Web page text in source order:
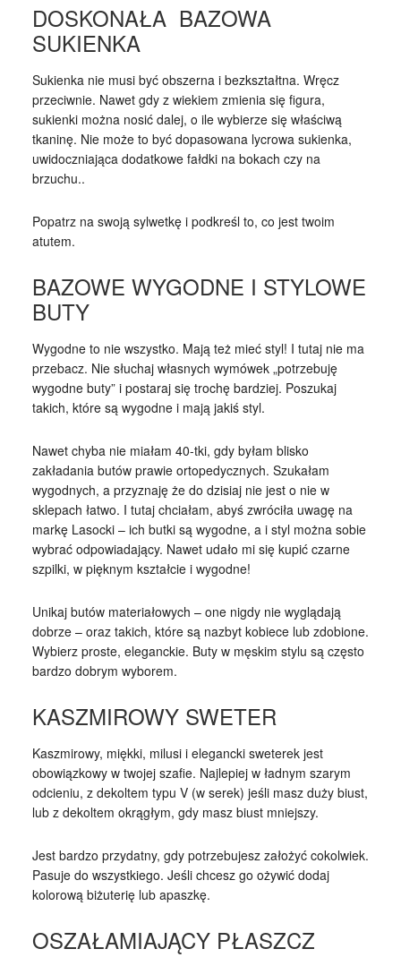
DOSKONAŁA BAZOWA
SUKIENKA
Sukienka nie musi być obszerna i bezkształtna. Wręcz
przeciwnie. Nawet gdy z wiekiem zmienia się figura,
sukienki można nosić dalej, o ile wybierze się właściwą
tkaninę. Nie może to być dopasowana lycrowa sukienka,
uwidoczniająca dodatkowe fałdki na bokach czy na
brzuchu..
Popatrz na swoją sylwetkę i podkreśl to, co jest twoim
atutem.
BAZOWE WYGODNE I STYLOWE
BUTY
Wygodne to nie wszystko. Mają też mieć styl! I tutaj nie ma
przebacz. Nie słuchaj własnych wymówek „potrzebuję
wygodne buty” i postaraj się trochę bardziej. Poszukaj
takich, które są wygodne i mają jakiś styl.
Nawet chyba nie miałam 40-tki, gdy byłam blisko
zakładania butów prawie ortopedycznych. Szukałam
wygodnych, a przyznaję że do dzisiaj nie jest o nie w
sklepach łatwo. I tutaj chciałam, abyś zwróciła uwagę na
markę Lasocki – ich butki są wygodne, a i styl można sobie
wybrać odpowiadający. Nawet udało mi się kupić czarne
szpilki, w pięknym kształcie i wygodne!
Unikaj butów materiałowych – one nigdy nie wyglądają
dobrze – oraz takich, które są nazbyt kobiece lub zdobione.
Wybierz proste, eleganckie. Buty w męskim stylu są często
bardzo dobrym wyborem.
KASZMIROWY SWETER
Kaszmirowy, miękki, milusi i elegancki sweterek jest
obowiązkowy w twojej szafie. Najlepiej w ładnym szarym
odcieniu, z dekoltem typu V (w serek) jeśli masz duży biust,
lub z dekoltem okrągłym, gdy masz biust mniejszy.
Jest bardzo przydatny, gdy potrzebujesz założyć cokolwiek.
Pasuje do wszystkiego. Jeśli chcesz go ożywić dodaj
kolorową biżuterię lub apaszkę.
OSZAŁAMIAJĄCY PŁASZCZ